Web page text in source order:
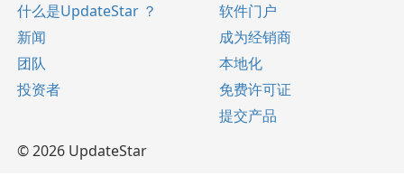
什么是UpdateStar ？
新闻
团队
投资者
软件门户
成为经销商
本地化
免费许可证
提交产品
© 2026 UpdateStar